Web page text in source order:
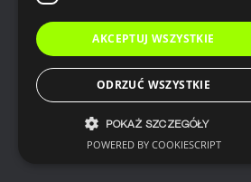
Home Nasze podejście
Usługi
Ogólne warunki sprzedaży
AKCEPTUJ WSZYSTKIE
ODRZUĆ WSZYSTKIE
POKAŻ SZCZEGÓŁY
POWERED BY COOKIESCRIPT